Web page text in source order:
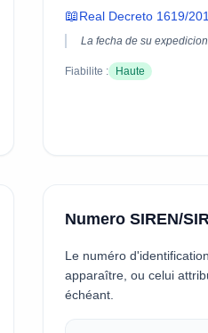
📖Real Decreto 1619/
La fecha de su
Fiabilite : Haute
Numero SIREN/
Le numéro
apparaître, ou celui
échéant.